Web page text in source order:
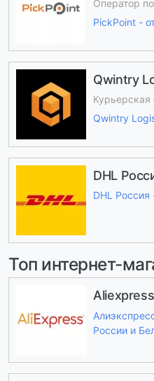
Оператор
PickPoint -
Qwintry
Qwintry
DHL
DHL
Топ интернет-
Aliexpress
России и